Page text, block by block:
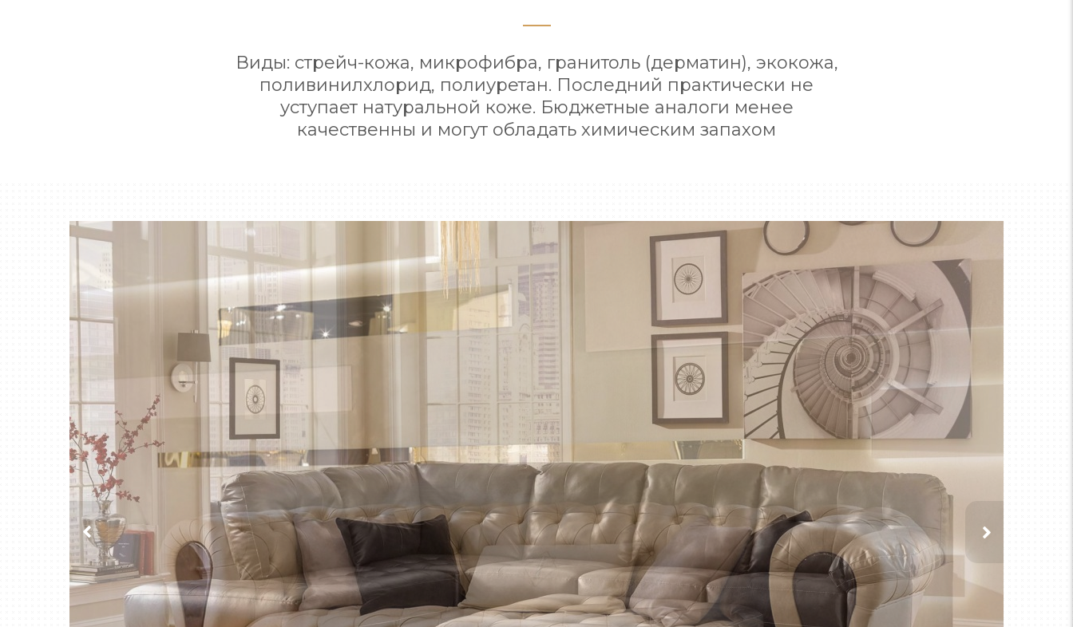
Виды: стрейч-кожа, микрофибра, гранитоль (дерматин), экокожа,
поливинилхлорид, полиуретан. Последний практически не
уступает натуральной коже. Бюджетные аналоги менее
качественны и могут обладать химическим запахом